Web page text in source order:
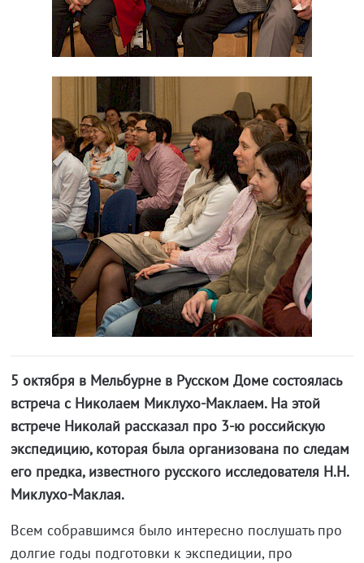
5 октября в Мельбурне в Русском Доме состоялась
встреча с Николаем Миклухо-Маклаем. На этой
встрече Николай рассказал про 3-ю российскую
экспедицию, которая была организована по следам
его предка, известного русского исследователя Н.Н.
Миклухо-Маклая.
Всем собравшимся было интересно послушать про
долгие годы подготовки к экспедиции, про